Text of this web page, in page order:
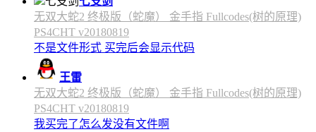
无双大蛇2 终极版（蛇魔） 金手指 Fullcodes(树的原理)
PS4CHT v20180819
不是文件形式 买完后会显示代码
王雷
无双大蛇2 终极版（蛇魔） 金手指 Fullcodes(树的原理)
PS4CHT v20180819
我买完了怎么发没有文件啊